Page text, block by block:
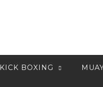
KICK BOXING